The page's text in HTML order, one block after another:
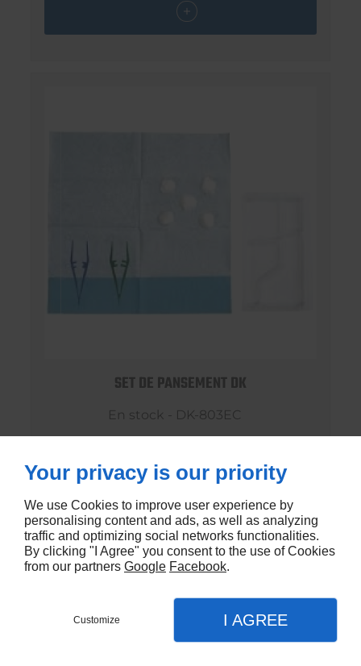
SET DE PANSEMENT DK
En stock - DK-803EC
Your privacy is our priority
We use Cookies to improve user experience by
personalising content and ads, as well as analyzing
traffic and optimizing social networks functionalities.
By clicking "I Agree" you consent to the use of Cookies
from our partners Google Facebook.
Customize I AGREE